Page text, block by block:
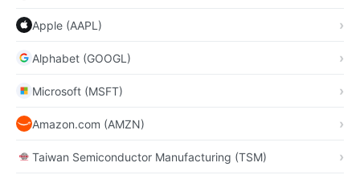
Apple (AAPL)
Alphabet (GOOGL)
Microsoft (MSFT)
Amazon.com (AMZN)
Taiwan Semiconductor Manufacturing (TSM)